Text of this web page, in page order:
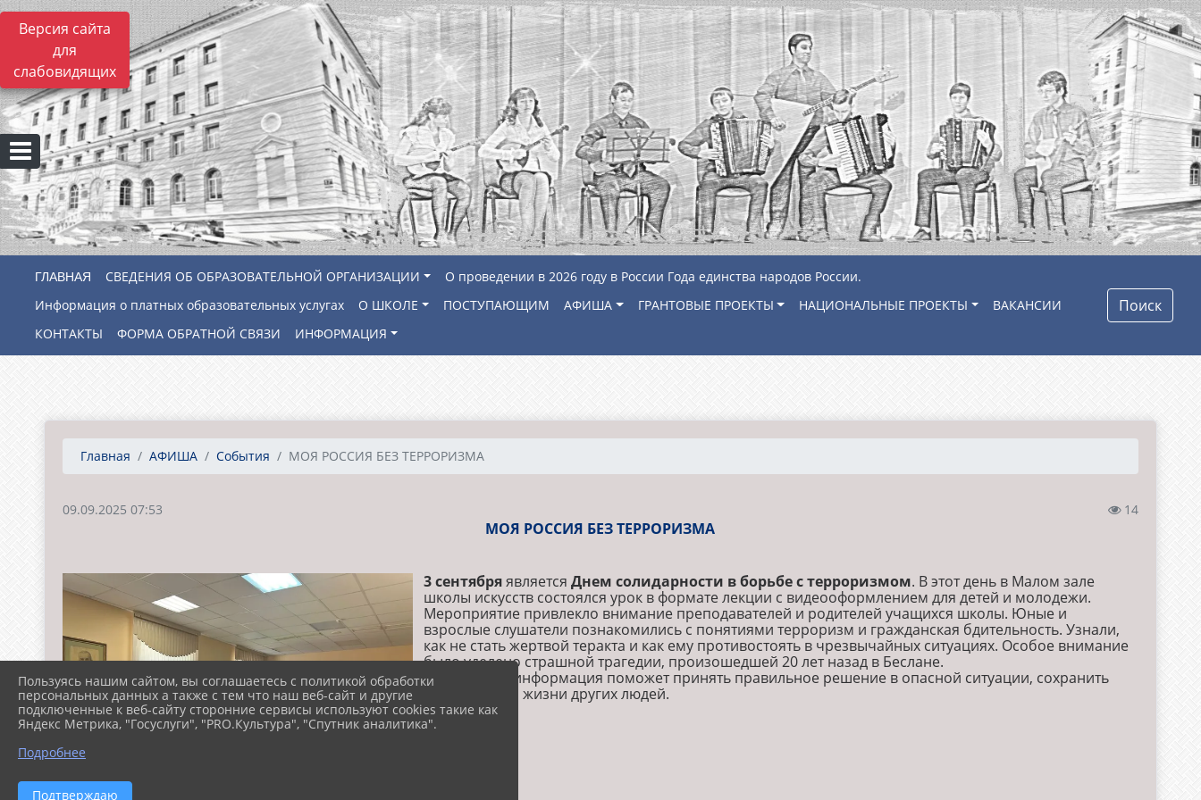
Версия сайта
для
слабовидящих
СВЕДЕНИЯ ОБ ОБРАЗОВАТЕЛЬНОЙ ОРГАНИЗАЦИИ
О проведении в 2026 году в России Года единства народов России.
Информация о платных образовательных услугах
О ШКОЛЕ ПОСТУПАЮЩИМ АФИША ГРАНТОВЫЕ ПРОЕКТЫ НАЦИОНАЛЬНЫЕ ПРОЕКТЫ
ВАКАНСИИ
КОНТАКТЫ
ФОРМА ОБРАТНОЙ СВЯЗИ ИНФОРМАЦИЯ
Поиск
Главная АФИША События МОЯ РОССИЯ БЕЗ ТЕРРОРИЗМА
09.09.2025 07:53 14
МОЯ РОССИЯ БЕЗ ТЕРРОРИЗМА
3 сентябряявляетсяДнем солидарности в борьбе с терроризмом. В этот день в Малом зале
школы искусств состоялся урок в формате лекции с видеооформлением для детей и молодежи.
Мероприятие привлекло внимание преподавателей и родителей учащихся школы. Юные и
взрослые слушатели познакомились с понятиями терроризм и гражданская бдительность. Узнали,
как не стать жертвой теракта и как ему противостоять в чрезвычайных ситуациях. Особое внимание
было уделено страшной трагедии, произошедшей 20 лет назад в Беслане.
Полученная информация поможет принять правильное решение в опасной ситуации, сохранить
свою жизнь и жизни других людей.
Пользуясь нашим сайтом, вы соглашаетесь с политикой обработки
персональных данных а также с тем что наш веб-сайт и другие
подключенные к веб-сайту сторонние сервисы используют cookies такие как
Яндекс Метрика, "Госуслуги", "PRO.Культура", "Спутник аналитика".
Подробнее
Подтверждаю